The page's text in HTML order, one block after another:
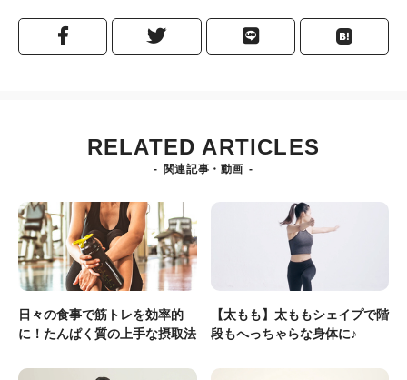
RELATED ARTICLES
関連記事・動画
日々の食事で筋トレを効率的
に！たんぱく質の上手な摂取法
【太もも】太ももシェイプで階
段もへっちゃらな身体に♪